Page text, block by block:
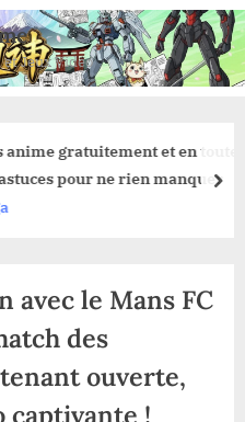
et Jeux Vidéo
gratuitement et en toute
pour ne rien manquer
avec le Mans FC
des
ouverte,
captivante !